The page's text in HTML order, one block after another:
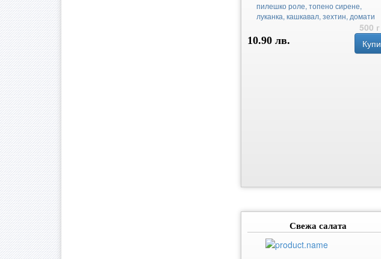
пилешко роле, топено сирене,
луканка, кашкавал, зехтин, домати
500 г
10.90 лв.
Купи
Свежа салата